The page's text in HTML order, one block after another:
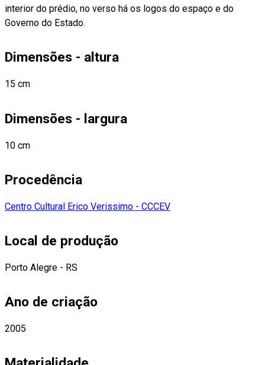
interior do prédio, no verso há os logos do espaço e do
Governo do Estado.
Dimensões - altura
15 cm
Dimensões - largura
10 cm
Procedência
Centro Cultural Erico Verissimo - CCCEV
Local de produção
Porto Alegre - RS
Ano de criação
2005